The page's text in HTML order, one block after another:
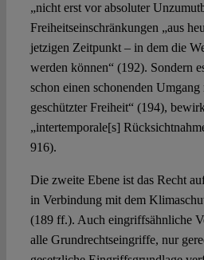
„nicht erst vor absoluter
Freiheitseinschränkungen „aus
jetzigen Zeitpunkt – in dem die
werden können“ (192). Sondern
schon einen schonenden
geschützter Freiheit“ (194),
„intertemporale[s]
916).
Die zweite Ebene ist das Recht
in Verbindung mit dem
(189 ff.). Auch eingriffsähnliche
alle Grundrechtseingriffe, nur